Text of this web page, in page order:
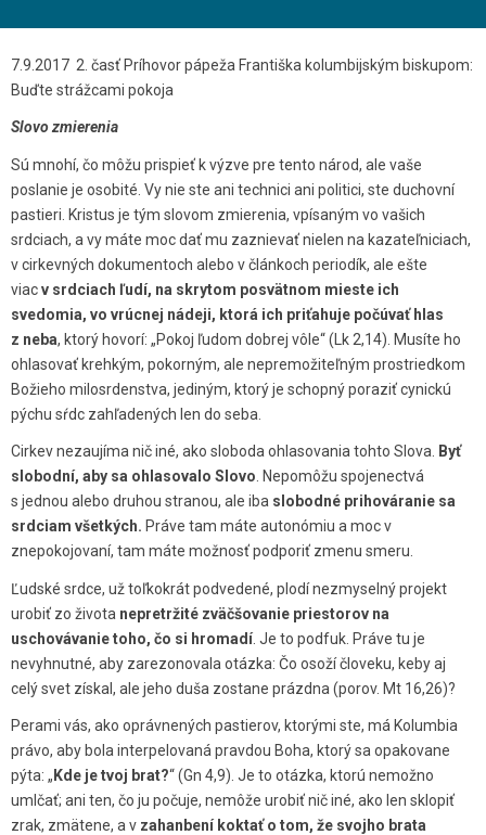
7.9.2017 2. časť Príhovor pápeža Františka kolumbijským biskupom:
Buďte strážcami pokoja
Slovo zmierenia
Sú mnohí, čo môžu prispieť k výzve pre tento národ, ale vaše
poslanie je osobité. Vy nie ste ani technici ani politici, ste duchovní
pastieri. Kristus je tým slovom zmierenia, vpísaným vo vašich
srdciach, a vy máte moc dať mu zaznievať nielen na kazateľniciach,
v cirkevných dokumentoch alebo v článkoch periodík, ale ešte
viacv srdciach ľudí, na skrytom posvätnom mieste ich
svedomia, vo vrúcnej nádeji, ktorá ich priťahuje počúvať hlas
z neba, ktorý hovorí: „Pokoj ľudom dobrej vôle“ (Lk 2,14). Musíte ho
ohlasovať krehkým, pokorným, ale nepremožiteľným prostriedkom
Božieho milosrdenstva, jediným, ktorý je schopný poraziť cynickú
pýchu sŕdc zahľadených len do seba.
Cirkev nezaujíma nič iné, ako sloboda ohlasovania tohto Slova.
Byť
slobodní, aby sa ohlasovalo Slovo . Nepomôžu spojenectvá
s jednou alebo druhou stranou, ale iba slobodné prihováranie sa
srdciam všetkých. Práve tam máte autonómiu a moc v
znepokojovaní, tam máte možnosť podporiť zmenu smeru.
Ľudské srdce, už toľkokrát podvedené, plodí nezmyselný projekt
urobiť zo života nepretržité zväčšovanie priestorov na
uschovávanie toho, čo si hromadí . Je to podfuk. Práve tu je
nevyhnutné, aby zarezonovala otázka: Čo osoží človeku, keby aj
celý svet získal, ale jeho duša zostane prázdna (porov. Mt 16,26)?
Perami vás, ako oprávnených pastierov, ktorými ste, má Kolumbia
právo, aby bola interpelovaná pravdou Boha, ktorý sa opakovane
pýta: „ Kde je tvoj brat?“ (Gn 4,9). Je to otázka, ktorú nemožno
umlčať; ani ten, čo ju počuje, nemôže urobiť nič iné, ako len sklopiť
zrak, zmätene, a v zahanbení koktať o tom, že svojho brata